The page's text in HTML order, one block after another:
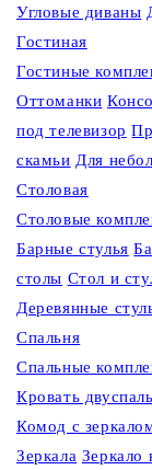
Угловые диваны
Гостиная
Гостиные
Оттоманки
под телевизор
скамьи Для
Столовая
Столовые
Барные стулья
столы Стол и
Деревянные
Спальня
Спальные
Кровать
Комод с
Зеркала Зеркало